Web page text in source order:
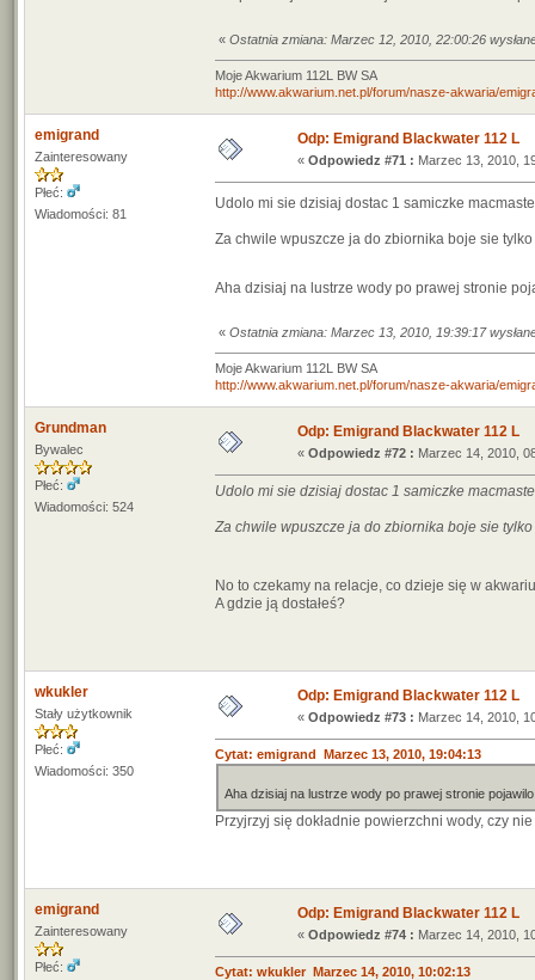
« Ostatnia zmiana: Marzec 12, 2010, 22:00:26
Moje Akwarium 112L BW SA
http://www.akwarium.net.pl/forum/nasze-akwaria/
emigrand
Zainteresowany
Płeć:
Wiadomości: 81
Odp: Emigrand Blackwater 112 L
« Odpowiedz #71 : Marzec 13, 2010,
Udolo mi sie dzisiaj dostac 1 samiczke
Za chwile wpuszcze ja do zbiornika boje sie
Aha dzisiaj na lustrze wody po prawej stronie
« Ostatnia zmiana: Marzec 13, 2010, 19:39:17
Moje Akwarium 112L BW SA
http://www.akwarium.net.pl/forum/nasze-akwaria/
Grundman
Bywalec
Płeć:
Wiadomości: 524
Odp: Emigrand Blackwater 112 L
« Odpowiedz #72 : Marzec 14, 2010,
Udolo mi sie dzisiaj dostac 1 samiczke
Za chwile wpuszcze ja do zbiornika boje sie
No to czekamy na relacje, co dzieje się w
A gdzie ją dostałeś?
wkukler
Stały użytkownik
Płeć:
Wiadomości: 350
Odp: Emigrand Blackwater 112 L
« Odpowiedz #73 : Marzec 14, 2010,
Cytat: emigrand Marzec 13, 2010, 19:04:13
Aha dzisiaj na lustrze wody po prawej stronie
Przyjrzyj się dokładnie powierzchni wody, czy
emigrand
Zainteresowany
Płeć:
Odp: Emigrand Blackwater 112 L
« Odpowiedz #74 : Marzec 14, 2010,
Cytat: wkukler Marzec 14, 2010, 10:02:13